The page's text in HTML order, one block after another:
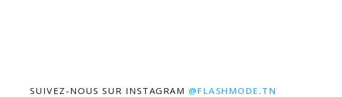
SUIVEZ-NOUS SUR INSTAGRAM @FLASHMODE.TN